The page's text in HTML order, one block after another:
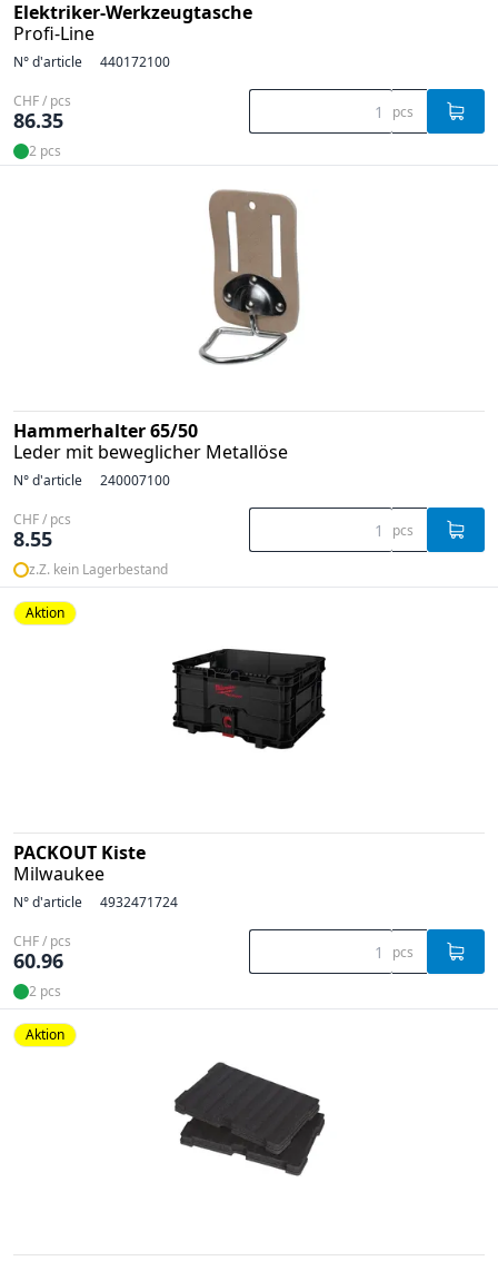
Elektriker-Werkzeugtasche
Profi-Line
N° d'article 440172100
CHF / pcs
86.35 pcs
2 pcs
Hammerhalter 65/50
Leder mit beweglicher Metallöse
N° d'article 240007100
CHF / pcs
8.55 pcs
z.Z. kein Lagerbestand
Aktion
PACKOUT Kiste
Milwaukee
N° d'article 4932471724
CHF / pcs
60.96 pcs
2 pcs
Aktion